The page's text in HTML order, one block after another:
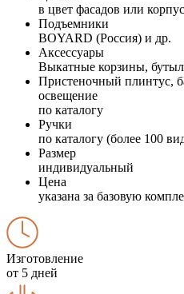
в цвет фасадов или
Подъемники
BOYARD (Россия) и др.
Аксессуары
Выкатные корзины,
Пристеночный плинтус,
освещение
по каталогу
Ручки
по каталогу (более 100
Размер
индивидуальный
Цена
указана за базовую
Изготовление
от 5 дней